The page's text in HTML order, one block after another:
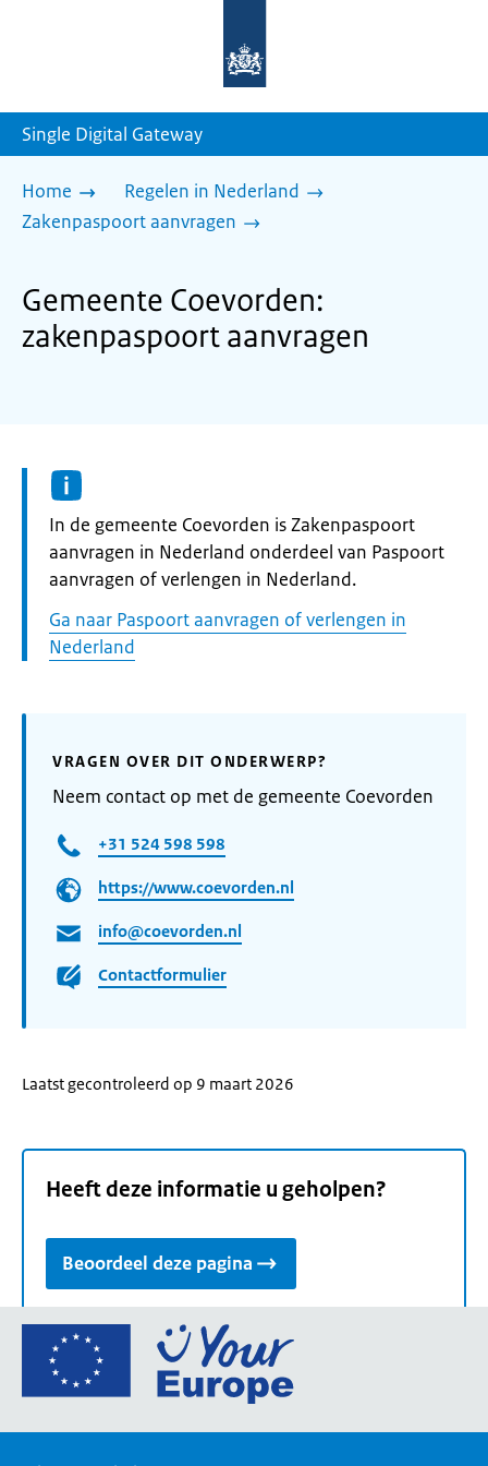
homepage
Single Digital Gateway
Home
Regelen in Nederland
Zakenpaspoort aanvragen
Gemeente Coevorden:
zakenpaspoort aanvragen
Informatie:
In de gemeente Coevorden is Zakenpaspoort
aanvragen in Nederland onderdeel van Paspoort
aanvragen of verlengen in Nederland.
Ga naar Paspoort aanvragen of verlengen in
Nederland
VRAGEN OVER DIT ONDERWERP?
Neem contact op met de gemeente Coevorden
+31 524 598 598
https://www.coevorden.nl
info@coevorden.nl
Contactformulier
Laatst gecontroleerd op 9 maart 2026
Heeft deze informatie u geholpen?
Beoordeel deze pagina
Ga
de